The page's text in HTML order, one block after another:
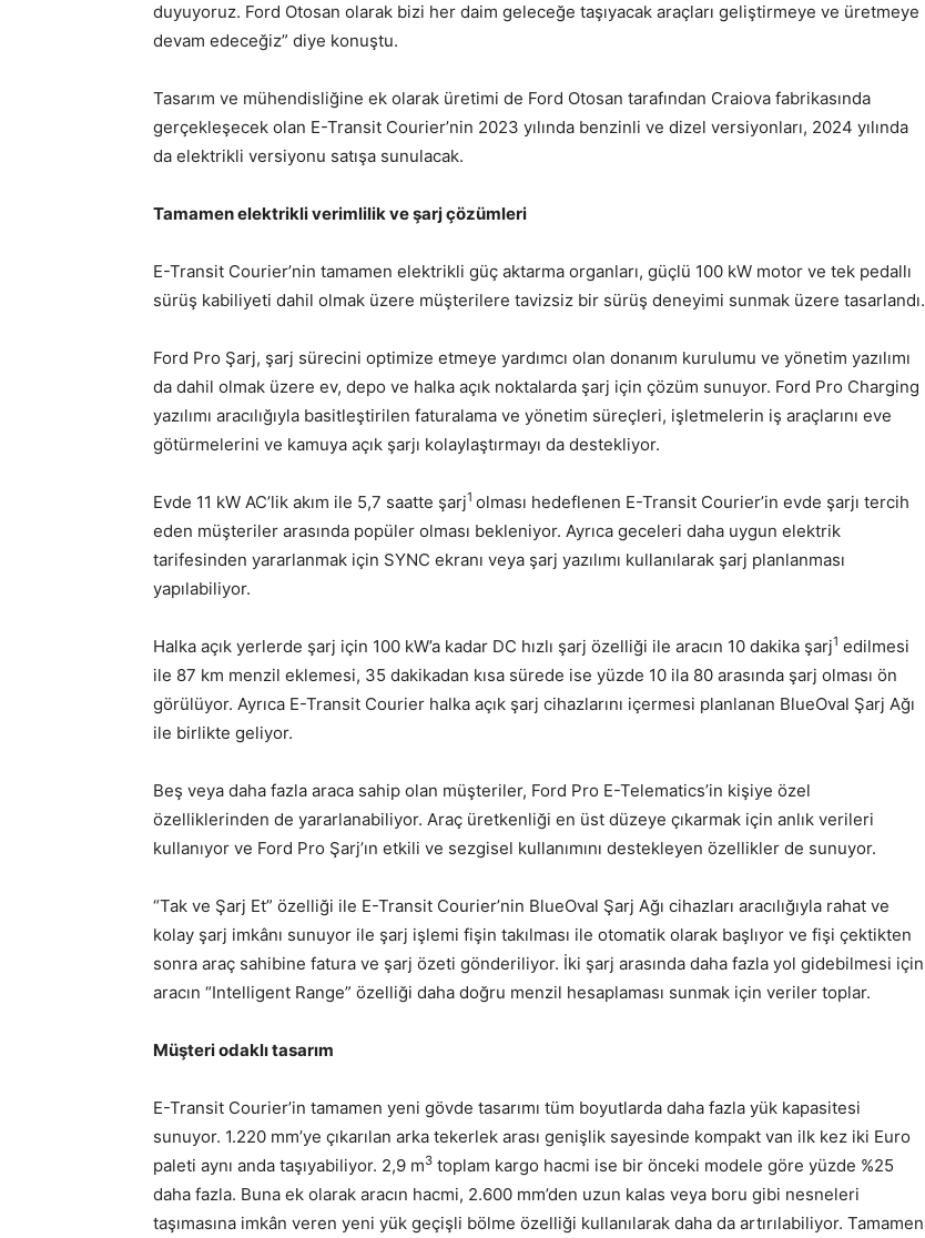
duyuyoruz. Ford Otosan olarak bizi her daim geleceğe taşıyacak araçları geliştirmeye ve üretmeye
devam edeceğiz” diye konuştu.
Tasarım ve mühendisliğine ek olarak üretimi de Ford Otosan tarafından Craiova fabrikasında
gerçekleşecek olan E-Transit Courier’nin 2023 yılında benzinli ve dizel versiyonları, 2024 yılında
da elektrikli versiyonu satışa sunulacak.
Tamamen elektrikli verimlilik ve şarj çözümleri
E-Transit Courier’nin tamamen elektrikli güç aktarma organları, güçlü 100 kW motor ve tek pedallı
sürüş kabiliyeti dahil olmak üzere müşterilere tavizsiz bir sürüş deneyimi sunmak üzere tasarlandı.
Ford Pro Şarj, şarj sürecini optimize etmeye yardımcı olan donanım kurulumu ve yönetim yazılımı
da dahil olmak üzere ev, depo ve halka açık noktalarda şarj için çözüm sunuyor. Ford Pro Charging
yazılımı aracılığıyla basitleştirilen faturalama ve yönetim süreçleri, işletmelerin iş araçlarını eve
götürmelerini ve kamuya açık şarjı kolaylaştırmayı da destekliyor.
Evde 11 kW AC’lik akım ile 5,7 saatte şarj1 olması hedeflenen E-Transit Courier’in evde şarjı tercih
eden müşteriler arasında popüler olması bekleniyor. Ayrıca geceleri daha uygun elektrik
tarifesinden yararlanmak için SYNC ekranı veya şarj yazılımı kullanılarak şarj planlanması
yapılabiliyor.
Halka açık yerlerde şarj için 100 kW’a kadar DC hızlı şarj özelliği ile aracın 10 dakika şarj1 edilmesi
ile 87 km menzil eklemesi, 35 dakikadan kısa sürede ise yüzde 10 ila 80 arasında şarj olması ön
görülüyor. Ayrıca E-Transit Courier halka açık şarj cihazlarını içermesi planlanan BlueOval Şarj Ağı
ile birlikte geliyor.
Beş veya daha fazla araca sahip olan müşteriler, Ford Pro E-Telematics’in kişiye özel
özelliklerinden de yararlanabiliyor. Araç üretkenliği en üst düzeye çıkarmak için anlık verileri
kullanıyor ve Ford Pro Şarj’ın etkili ve sezgisel kullanımını destekleyen özellikler de sunuyor.
“Tak ve Şarj Et” özelliği ile E-Transit Courier’nin BlueOval Şarj Ağı cihazları aracılığıyla rahat ve
kolay şarj imkânı sunuyor ile şarj işlemi fişin takılması ile otomatik olarak başlıyor ve fişi çektikten
sonra araç sahibine fatura ve şarj özeti gönderiliyor. İki şarj arasında daha fazla yol gidebilmesi için
aracın “Intelligent Range” özelliği daha doğru menzil hesaplaması sunmak için veriler toplar.
Müşteri odaklı tasarım
E-Transit Courier’in tamamen yeni gövde tasarımı tüm boyutlarda daha fazla yük kapasitesi
sunuyor. 1.220 mm’ye çıkarılan arka tekerlek arası genişlik sayesinde kompakt van ilk kez iki Euro
paleti aynı anda taşıyabiliyor. 2,9 m3 toplam kargo hacmi ise bir önceki modele göre yüzde %25
daha fazla. Buna ek olarak aracın hacmi, 2.600 mm’den uzun kalas veya boru gibi nesneleri
taşımasına imkân veren yeni yük geçişli bölme özelliği kullanılarak daha da artırılabiliyor. Tamamen